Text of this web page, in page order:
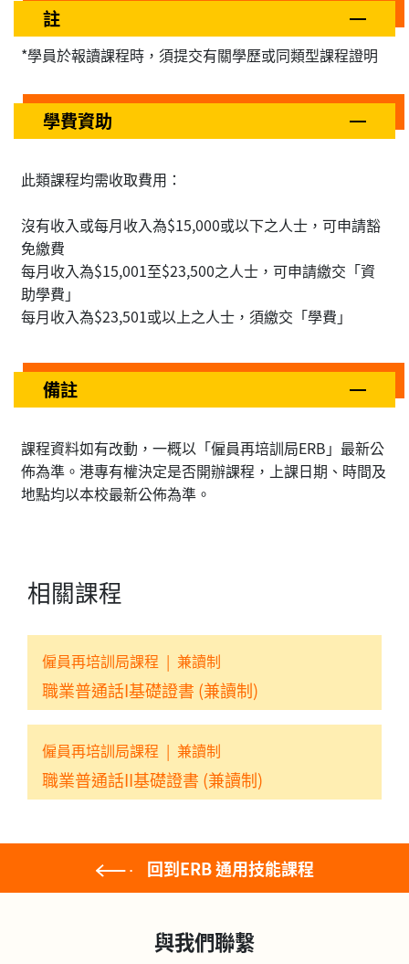
註
*學員於報讀課程時，須提交有關學歷或同類型課程證明
學費資助
此類課程均需收取費用：
沒有收入或每月收入為$15,000或以下之人士，可申請豁
免繳費
每月收入為$15,001至$23,500之人士，可申請繳交「資
助學費」
每月收入為$23,501或以上之人士，須繳交「學費」
備註
課程資料如有改動，一概以「僱員再培訓局ERB」最新公
佈為準。港專有權決定是否開辦課程，上課日期、時間及
地點均以本校最新公佈為準。
相關課程
僱員再培訓局課程 | 兼讀制
職業普通話I基礎證書 (兼讀制)
僱員再培訓局課程 | 兼讀制
職業普通話II基礎證書 (兼讀制)
回到ERB 通用技能課程
與我們聯繫